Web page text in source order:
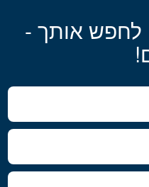
לחפש אותך -